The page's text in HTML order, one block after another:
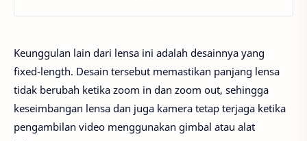
Keunggulan lain dari lensa ini adalah desainnya yang
fixed-length. Desain tersebut memastikan panjang lensa
tidak berubah ketika zoom in dan zoom out, sehingga
keseimbangan lensa dan juga kamera tetap terjaga ketika
pengambilan video menggunakan gimbal atau alat